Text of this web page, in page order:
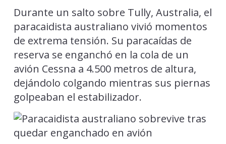
Durante un salto sobre Tully, Australia, el
paracaidista australiano vivió momentos
de extrema tensión. Su paracaídas de
reserva se enganchó en la cola de un
avión Cessna a 4.500 metros de altura,
dejándolo colgando mientras sus piernas
golpeaban el estabilizador.